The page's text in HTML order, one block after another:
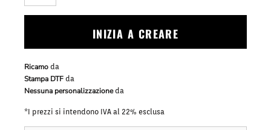
INIZIA A CREARE
Ricamo da
Stampa DTF da
Nessuna personalizzazioneda
*I prezzi si intendono IVA al 22% esclusa